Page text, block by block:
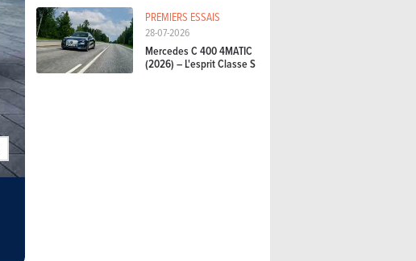
PREMIERS ESSAIS
28-07-2026
Mercedes C 400 4MATIC
(2026) – L'esprit Classe S